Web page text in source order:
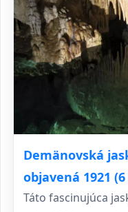
Demänovská
objavená 1921
Táto fascinujúca